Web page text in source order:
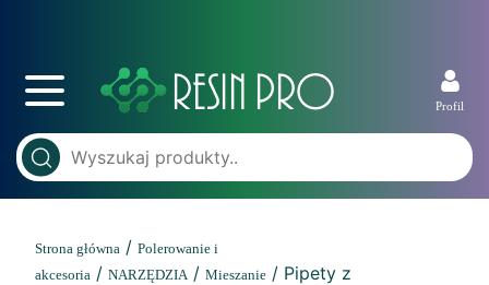
Profil
Strona główna / Polerowanie i
akcesoria / NARZĘDZIA/ Mieszanie / Pipety z